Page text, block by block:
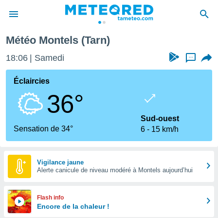
de
Météo Montels (Tarn)
18:06 Samedi ...
Éclaircies
36°
Sensation de 34°
Sud-ouest
6
15 km/h
Vigilance jaune
Alerte canicule de niveau modéré à Montels aujourd’hui
Flash info
Encore de la chaleur !